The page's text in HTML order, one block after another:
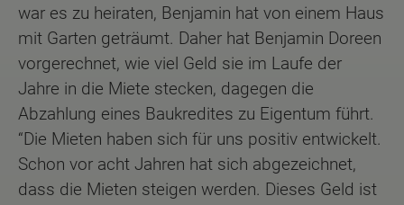
war es zu heiraten, Benjamin hat von einem Haus
mit Garten geträumt. Daher hat Benjamin Doreen
vorgerechnet, wie viel Geld sie im Laufe der
Jahre in die Miete stecken, dagegen die
Abzahlung eines Baukredites zu Eigentum führt.
“Die Mieten haben sich für uns positiv entwickelt.
Schon vor acht Jahren hat sich abgezeichnet,
dass die Mieten steigen werden. Dieses Geld ist